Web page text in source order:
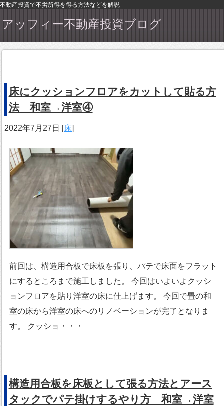
不動産投資で不労所得を得る方法などを解説
アッフィー不動産投資ブログ
床にクッションフロアをカットして貼る方
法 和室→洋室④
2022年7月27日 [床]
前回は、構造用合板で床板を張り、パテで床面をフラット
にするところまで施工しました。 今回はいよいよクッシ
ョンフロアを貼り洋室の床に仕上げます。 今回で畳の和
室の床から洋室の床へのリノベーションが完了となりま
す。 クッショ・・・
構造用合板を床板として張る方法とアース
タックでパテ掛けするやり方 和室→洋室